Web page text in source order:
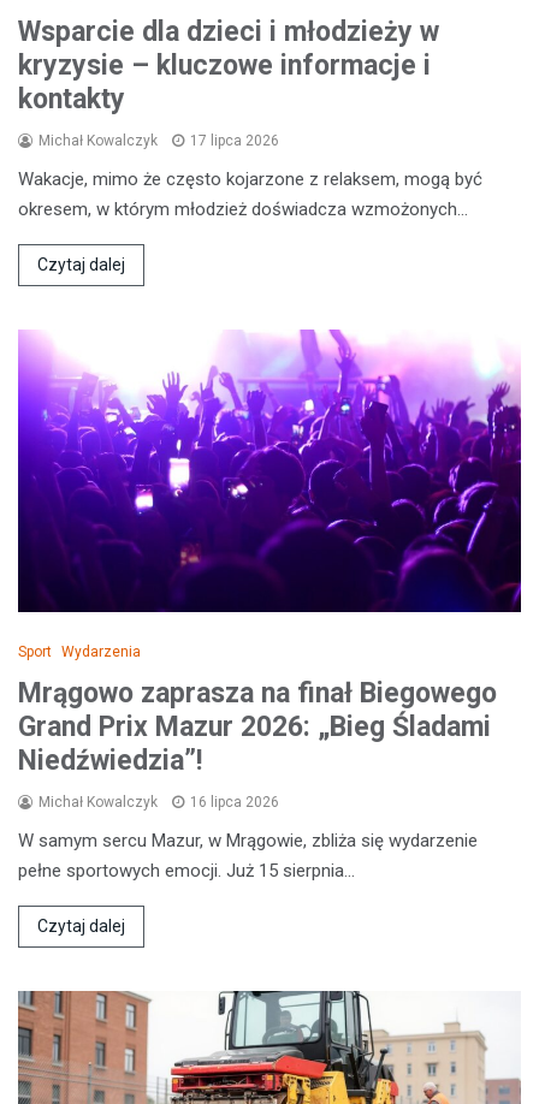
Wsparcie dla dzieci i młodzieży w
kryzysie – kluczowe informacje i
kontakty
Michał Kowalczyk 17 lipca 2026
Wakacje, mimo że często kojarzone z relaksem, mogą być
okresem, w którym młodzież doświadcza wzmożonych…
Czytaj dalej
Sport Wydarzenia
Mrągowo zaprasza na finał Biegowego
Grand Prix Mazur 2026: „Bieg Śladami
Niedźwiedzia”!
Michał Kowalczyk 16 lipca 2026
W samym sercu Mazur, w Mrągowie, zbliża się wydarzenie
pełne sportowych emocji. Już 15 sierpnia…
Czytaj dalej